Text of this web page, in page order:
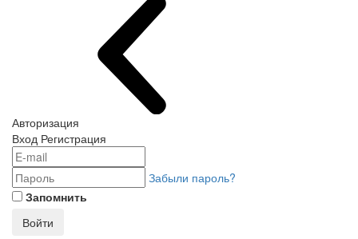
Авторизация
Вход Регистрация
Забыли пароль?
Запомнить
Войти